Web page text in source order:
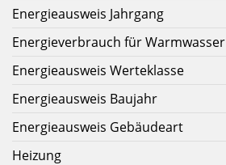
Energieausweis Jahrgang
Energieverbrauch für Warmwasser
Energieausweis Werteklasse
Energieausweis Baujahr
Energieausweis Gebäudeart
Heizung